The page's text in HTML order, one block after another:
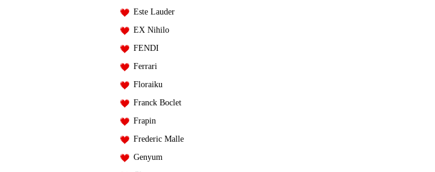
Este Lauder
EX Nihilo
FENDI
Ferrari
Floraiku
Franck Boclet
Frapin
Frederic Malle
Genyum